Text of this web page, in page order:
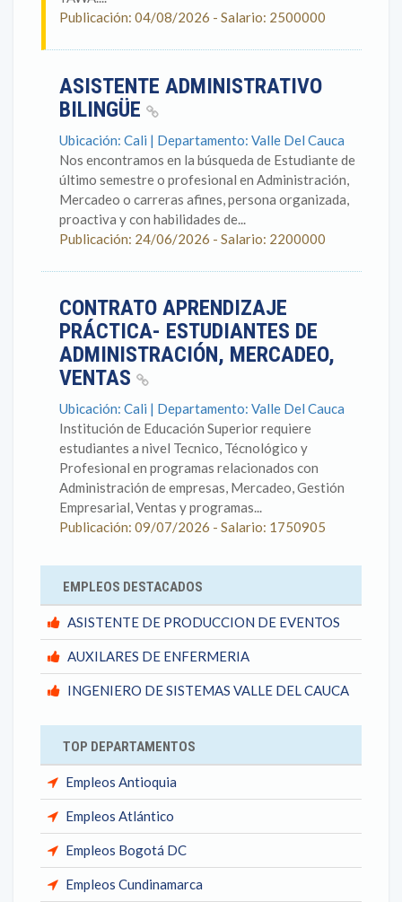
Publicación: 04/08/2026 - Salario: 2500000
ASISTENTE ADMINISTRATIVO
BILINGÜE
Ubicación: Cali | Departamento: Valle Del Cauca
Nos encontramos en la búsqueda de Estudiante de
último semestre o profesional en Administración,
Mercadeo o carreras afines, persona organizada,
proactiva y con habilidades de...
Publicación: 24/06/2026 - Salario: 2200000
CONTRATO APRENDIZAJE
PRÁCTICA- ESTUDIANTES DE
ADMINISTRACIÓN, MERCADEO,
VENTAS
Ubicación: Cali | Departamento: Valle Del Cauca
Institución de Educación Superior requiere
estudiantes a nivel Tecnico, Técnológico y
Profesional en programas relacionados con
Administración de empresas, Mercadeo, Gestión
Empresarial, Ventas y programas...
Publicación: 09/07/2026 - Salario: 1750905
EMPLEOS DESTACADOS
ASISTENTE DE PRODUCCION DE EVENTOS
AUXILARES DE ENFERMERIA
INGENIERO DE SISTEMAS VALLE DEL CAUCA
TOP DEPARTAMENTOS
Empleos Antioquia
Empleos Atlántico
Empleos Bogotá DC
Empleos Cundinamarca